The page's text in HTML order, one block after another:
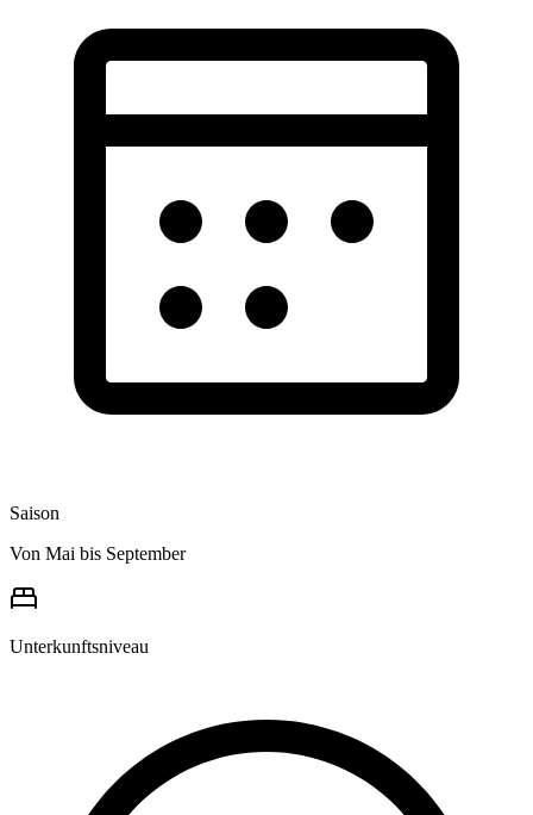
Saison
Von Mai bis September
Unterkunftsniveau